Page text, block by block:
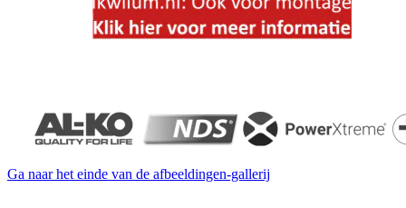
Ga naar het einde van de afbeeldingen-gallerij